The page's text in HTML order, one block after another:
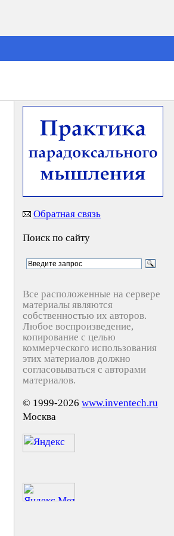
Обратная связь
Поиск по сайту
Все расположенные на сервере
материалы являются
собственностью их авторов.
Любое воспроизведение,
копирование с целью
коммерческого использования
этих материалов должно
согласовываться с авторами
материалов.
© 1999-2026 www.inventech.ru
Москва